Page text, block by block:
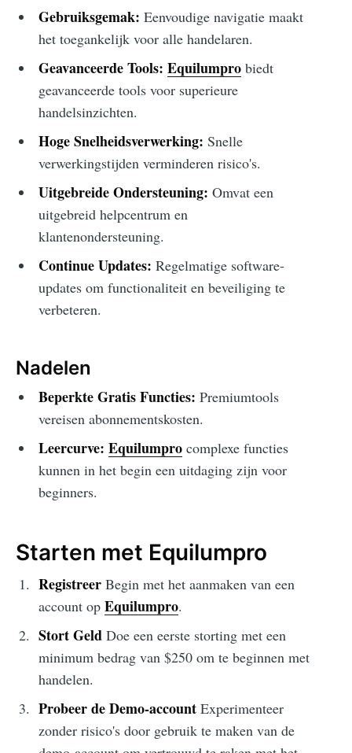
Gebruiksgemak: Eenvoudige navigatie maakt
het toegankelijk voor alle handelaren.
Geavanceerde Tools: Equilumprobiedt
geavanceerde tools voor superieure
handelsinzichten.
Hoge Snelheidsverwerking: Snelle
verwerkingstijden verminderen risico's.
Uitgebreide Ondersteuning: Omvat een
uitgebreid helpcentrum en
klantenondersteuning.
Continue Updates: Regelmatige software-
updates om functionaliteit en beveiliging te
verbeteren.
Nadelen
Beperkte Gratis Functies: Premiumtools
vereisen abonnementskosten.
Leercurve: Equilumprocomplexe functies
kunnen in het begin een uitdaging zijn voor
beginners.
Starten met Equilumpro
RegistreerBegin met het aanmaken van een
account op Equilumpro.
Stort GeldDoe een eerste storting met een
minimum bedrag van $250 om te beginnen met
handelen.
Probeer de Demo-accountExperimenteer
zonder risico's door gebruik te maken van de